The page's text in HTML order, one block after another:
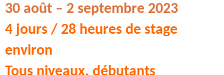
30 août – 2 septembre 2023
4 jours / 28 heures de stage
environ
Tous niveaux, débutants